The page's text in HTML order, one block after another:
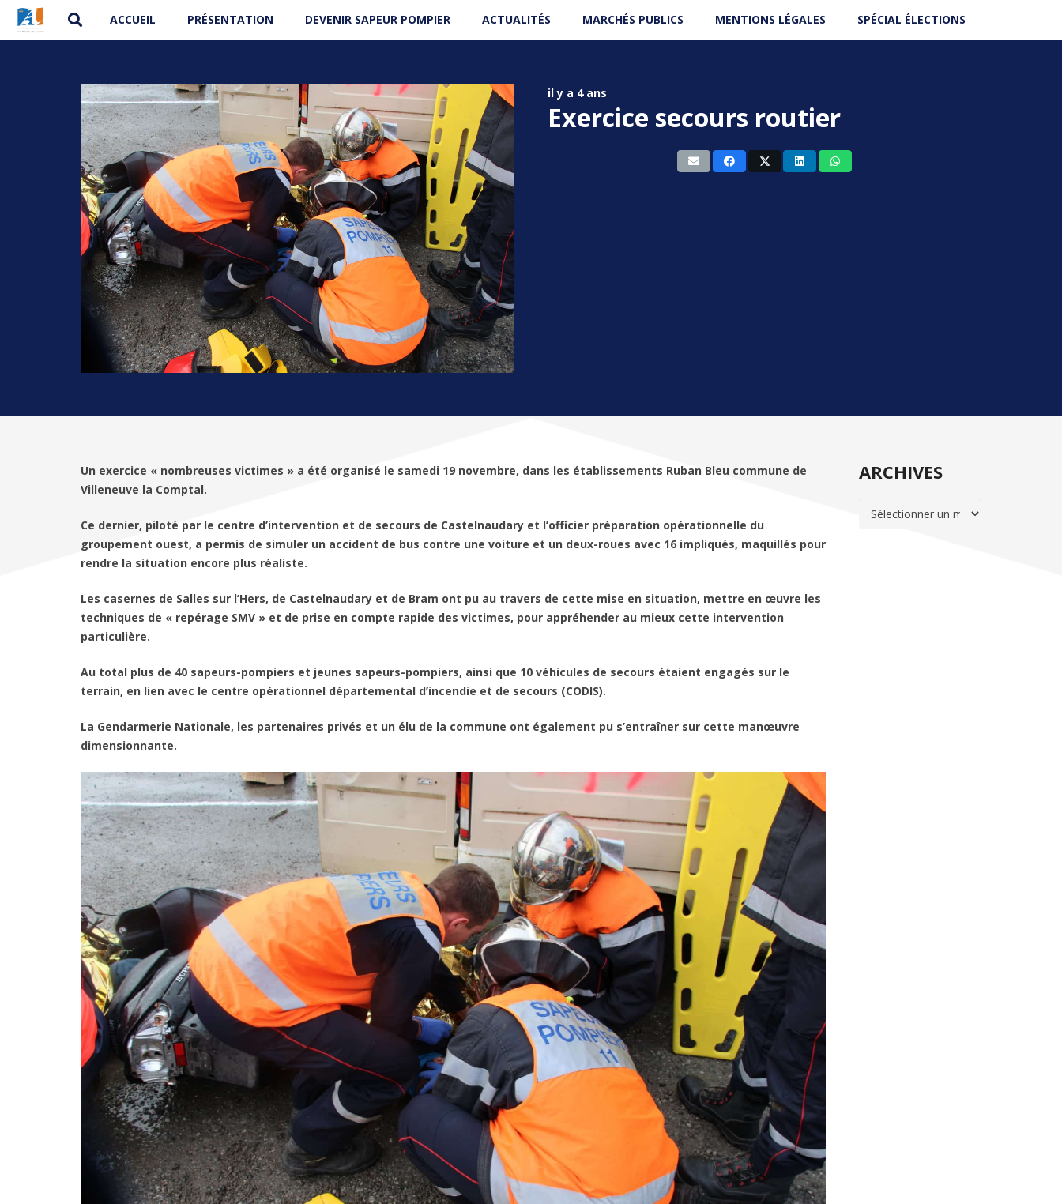
ACCUEIL PRÉSENTATION DEVENIR SAPEUR POMPIER ACTUALITÉS MARCHÉS PUBLICS MENTIONS LÉGALES SPÉCIAL ÉLECTIONS
il y a 4 ans
Exercice secours routier
Un exercice « nombreuses victimes » a été organisé le samedi 19 novembre, dans les établissements Ruban Bleu commune de
Villeneuve la Comptal.
Ce dernier, piloté par le centre d’intervention et de secours de Castelnaudary et l’officier préparation opérationnelle du
groupement ouest, a permis de simuler un accident de bus contre une voiture et un deux-roues avec 16 impliqués, maquillés pour
rendre la situation encore plus réaliste.
Les casernes de Salles sur l’Hers, de Castelnaudary et de Bram ont pu au travers de cette mise en situation, mettre en œuvre les
techniques de « repérage SMV » et de prise en compte rapide des victimes, pour appréhender au mieux cette intervention
particulière.
Au total plus de 40 sapeurs-pompiers et jeunes sapeurs-pompiers, ainsi que 10 véhicules de secours étaient engagés sur le
terrain, en lien avec le centre opérationnel départemental d’incendie et de secours (CODIS).
La Gendarmerie Nationale, les partenaires privés et un élu de la commune ont également pu s’entraîner sur cette manœuvre
dimensionnante.
ARCHIVES
ARCHIVES